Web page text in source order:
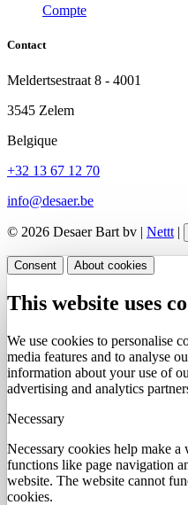
Compte
Contact
Meldertsestraat 8 - 4001
3545 Zelem
Belgique
+32 13 67 12 70
info@desaer.be
© 2026 Desaer Bart bv | Nettt |
Consent About cookies
This website uses
We use cookies to personalise
media features and to analyse
information about your use of
advertising and analytics
Necessary
Necessary cookies help make
functions like page navigation
website. The website cannot
cookies.